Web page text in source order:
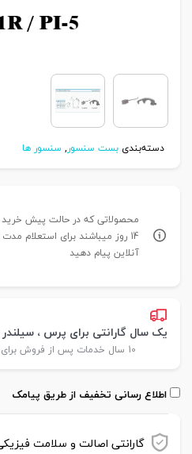
دسته‌بندی بست سنسور, سنسور ها
14 روز میباشند برای استعلام
آنلاین پیام دهید
یک سال گارانتی برای پرس ،
10 سال خدمات پس از فروش برای تمام محصولات
اطلاع رسانی تخفیف از طریق پیامک
گارانتی اصالت و سلامت